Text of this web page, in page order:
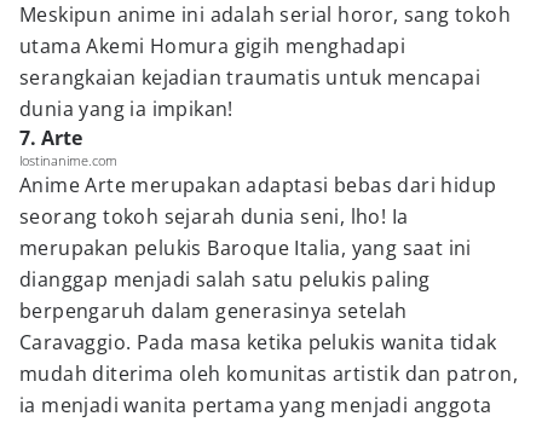
Meskipun anime ini adalah serial horor, sang tokoh
utama Akemi Homura gigih menghadapi
serangkaian kejadian traumatis untuk mencapai
dunia yang ia impikan!
7. Arte
lostinanime.com
Anime Arte merupakan adaptasi bebas dari hidup
seorang tokoh sejarah dunia seni, lho! Ia
merupakan pelukis Baroque Italia, yang saat ini
dianggap menjadi salah satu pelukis paling
berpengaruh dalam generasinya setelah
Caravaggio. Pada masa ketika pelukis wanita tidak
mudah diterima oleh komunitas artistik dan patron,
ia menjadi wanita pertama yang menjadi anggota